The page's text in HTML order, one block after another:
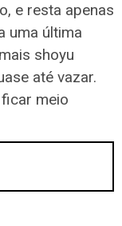
e resta apenas
uma última
shoyu
até vazar.
meio